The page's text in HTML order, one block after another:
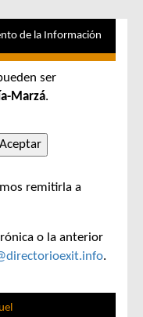
de la Información
ser
Marzá.
remitirla a
o la anterior
.